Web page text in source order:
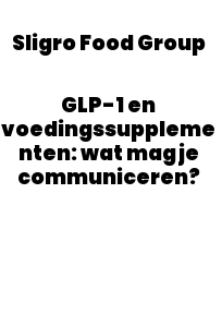
Sligro Food Group
GLP-1 en
voedingssuppleme
nten: wat mag je
communiceren?